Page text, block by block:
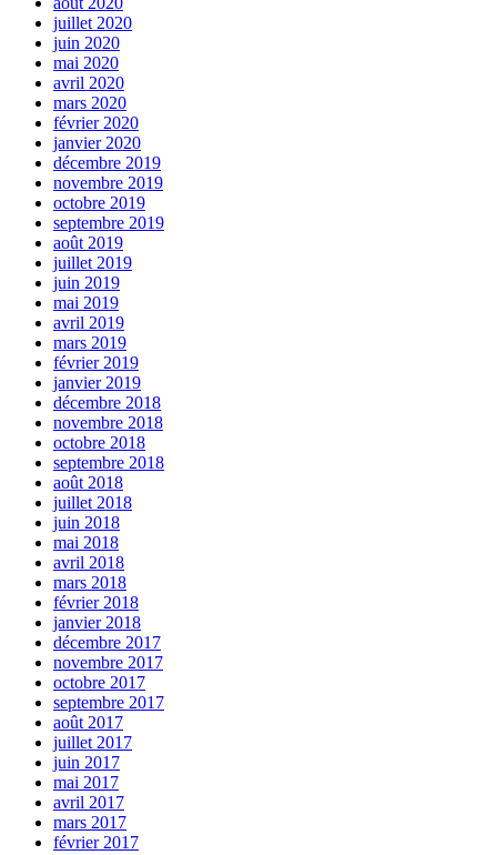
juillet 2020
juin 2020
mai 2020
avril 2020
mars 2020
février 2020
janvier 2020
décembre 2019
novembre 2019
octobre 2019
septembre 2019
août 2019
juillet 2019
juin 2019
mai 2019
avril 2019
mars 2019
février 2019
janvier 2019
décembre 2018
novembre 2018
octobre 2018
septembre 2018
août 2018
juillet 2018
juin 2018
mai 2018
avril 2018
mars 2018
février 2018
janvier 2018
décembre 2017
novembre 2017
octobre 2017
septembre 2017
août 2017
juillet 2017
juin 2017
mai 2017
avril 2017
mars 2017
février 2017